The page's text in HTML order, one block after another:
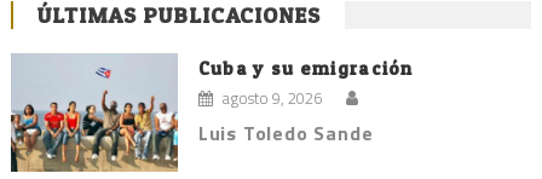
ÚLTIMAS PUBLICACIONES
Cuba y su emigración
agosto 9, 2026
Luis Toledo Sande